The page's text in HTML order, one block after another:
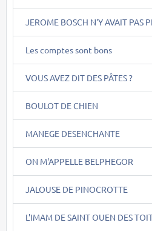
JEROME BOSCH N'Y AVAIT PAS
Les comptes sont bons
VOUS AVEZ DIT DES PÂTES ?
BOULOT DE CHIEN
MANEGE DESENCHANTE
ON M'APPELLE BELPHEGOR
JALOUSE DE PINOCROTTE
L'IMAM DE SAINT OUEN DES